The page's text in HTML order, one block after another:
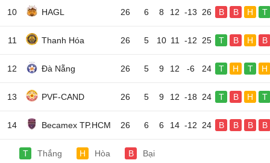
10 HAGL 26 6 8 12 -13 26 B B H T
11 Thanh Hóa 26 5 10 11 -12 25 T B H B
12 Đà Nẵng 26 5 9 12 -6 24 T H T H
13 PVF-CAND 26 5 9 12 -18 24 T B H T
14 Becamex TP.HCM 26 6 6 14 -12 24 B B B B
T Thắng H Hòa B Bại